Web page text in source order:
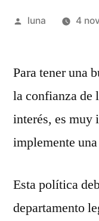
Publicado
luna 4
Para tener una
la confianza de
interés, es muy
implemente una
Esta política
departamento